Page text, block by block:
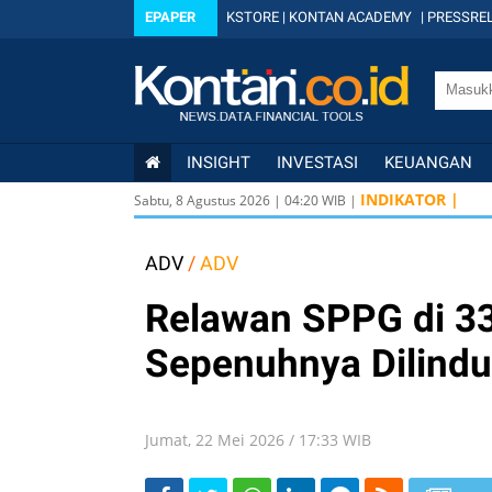
EPAPER KSTORE | KONTAN ACADEMY |
INSIGHT INVESTASI KEUANGAN
Sabtu, 8 Agustus 2026 | 04:20WIB | INDIKATOR |
ADV /ADV
Relawan SPPG di
Sepenuhnya
Jumat, 22 Mei 2026 / 17:33 WIB